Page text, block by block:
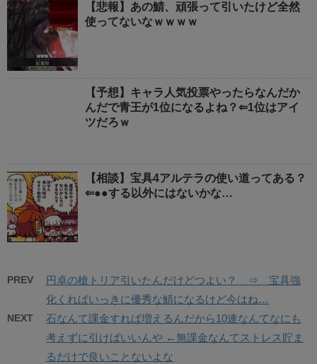
【悲報】あの鯖、頑張って引いたけど全然
使ってないなｗｗｗｗ
【予想】キャラ人気投票やったらなんだか
んだで青王が1位になるよね？⇐1位はアイ
ツだろｗ
【相談】宝具4アルテラの使い道ってある？
⇐●●する以外にはないかな…
PREV
円卓の槍トリア引いたんだけどつよい？ ⇒ 宝具強
化くればいっきに優秀な鯖になるけど今はね…
NEXT
石なんて課金すれば増えるんだから10連なんてなにも
考えずに引けばいいんや ←無課金なんてストレス貯ま
るだけで良いことないよな